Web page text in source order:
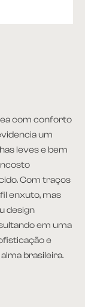
com conforto
um
leves e bem
Com traços
enxuto, mas
design
em uma
e
brasileira.